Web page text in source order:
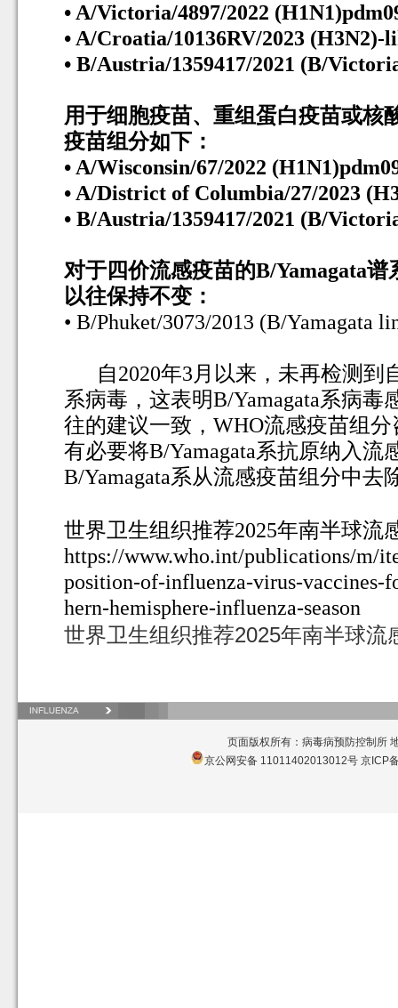
• A/Victoria/4897/2022
• A/Croatia/10136RV/2023 (H3N2)-
• B/Austria/1359417/2021 (B/
用于细胞疫苗、重组蛋白疫苗或核
疫苗组分如下：
• A/Wisconsin/67/2022
• A/District of Columbia/27/2023
• B/Austria/1359417/2021 (B/
对于四价流感疫苗的B/Yamagata谱
以往保持不变：
• B/Phuket/3073/2013 (B/Yamagata
自2020年3 月以来，未再检测到
系病毒，这表明B/Yamagata系病毒
往的建议一致， WHO流感疫苗组
有必要将B/Yamagata系抗原纳入流
B/Yamagata系从流感疫苗组分中去
世界卫生组织推荐2025年南半球流
https://www.who.int/publications/m/
position-of-influenza-virus-vaccines-
hern-hemisphere-influenza-season
世界卫生组织推荐2025年南半球流
页面版权所有：病毒病预防控制所
京公网安备 11011402013012号 京ICP